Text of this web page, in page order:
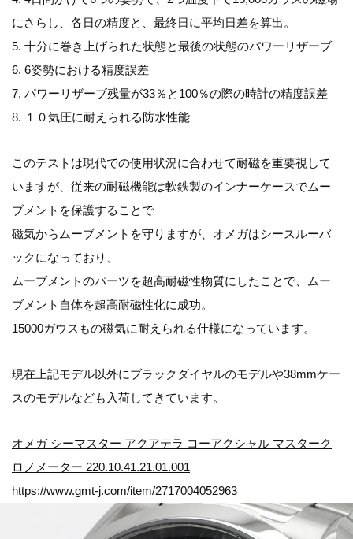
にさらし、各日の精度と、最終日に平均日差を算出。
5. 十分に巻き上げられた状態と最後の状態のパワーリザーブ
6. 6姿勢における精度誤差
7. パワーリザーブ残量が33％と100％の際の時計の精度誤差
8. １０気圧に耐えられる防水性能
このテストは現代での使用状況に合わせて耐磁を重要視して
いますが、従来の耐磁機能は軟鉄製のインナーケースでムー
ブメントを保護することで
磁気からムーブメントを守りますが、オメガはシースルーバ
ックになっており、
ムーブメントのパーツを超高耐磁性物質にしたことで、ムー
ブメント自体を超高耐磁性化に成功。
15000ガウスもの磁気に耐えられる仕様になっています。
現在上記モデル以外にブラックダイヤルのモデルや38mmケー
スのモデルなども入荷してきています。
オメガ シーマスター アクアテラ コーアクシャル マスターク
ロノメーター 220.10.41.21.01.001
https://www.gmt-j.com/item/2717004052963